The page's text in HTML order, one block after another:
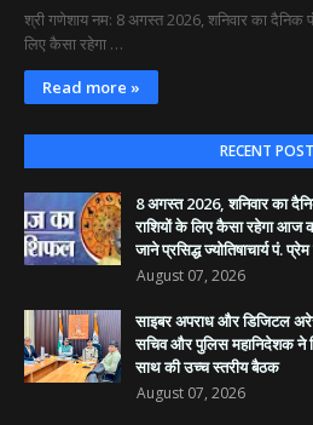
श्री गणेशाय नम: 8 अगस्त 2026, शनिवार का दैनिक
लिए कैसा रहेगा …
Read more »
RECENT
8 अगस्त 2026, शनिवार का
राशियों के लिए कैसा रहेगा आज
जाने प्रसिद्ध ज्योतिषाचार्य पं.
August 07, 2026
साइबर अपराध और डिजिटल
सचिव और पुलिस महानिदेशक ने
साथ की उच्च स्तरीय बैठक
August 07, 2026